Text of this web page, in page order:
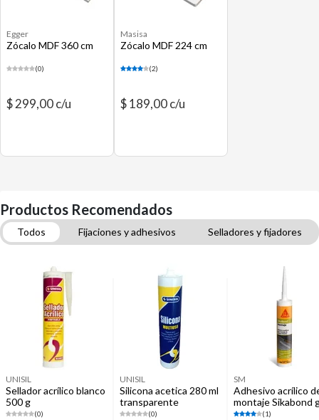
Egger
Zócalo MDF 360 cm
(0)
$ 299,00 c/u
Masisa
Zócalo MDF 224 cm
(2)
$ 189,00 c/u
Productos Recomendados
Todos Fijaciones y adhesivos
Selladores y fijadores
Terminaciones
Madera de pino
UNISIL
Sellador acrílico blanco
500 g
(0)
UNISIL
Silicona acetica 280 ml
transparente
(0)
SM
Adhesivo acrílico
montaje Sikabond
300 ml(1)